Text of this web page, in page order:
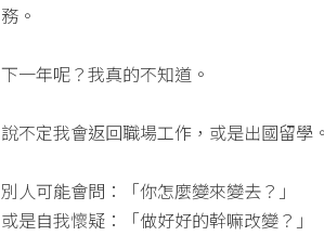
務。
下一年呢？我真的不知道。
說不定我會返回職場工作，或是出國留學
別人可能會問：「你怎麼變來變去？」
或是自我懷疑：「做好好的幹嘛改變？」